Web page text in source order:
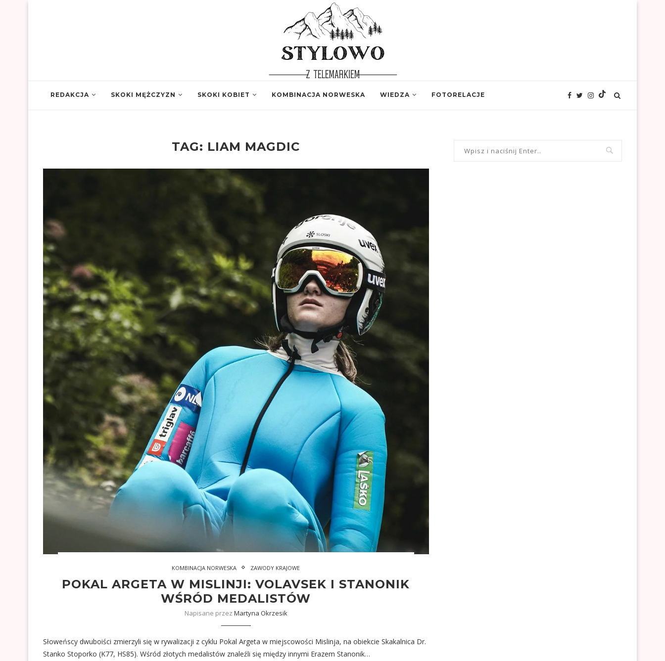
REDAKCJA SKOKI MĘŻCZYZN SKOKI KOBIET KOMBINACJA NORWESKA WIEDZA FOTORELACJE
TAG: LIAM MAGDIC
KOMBINACJA NORWESKA ZAWODY KRAJOWE
POKAL ARGETA W MISLINJI: VOLAVSEK I STANONIK
WŚRÓD MEDALISTÓW
Napisane przez Martyna Okrzesik
Słoweńscy dwuboiści zmierzyli się w rywalizacji z cyklu Pokal Argeta w miejscowości Mislinja, na obiekcie Skakalnica Dr.
Stanko Stoporko (K77, HS85). Wśród złotych medalistów znaleźli się między innymi Erazem Stanonik…